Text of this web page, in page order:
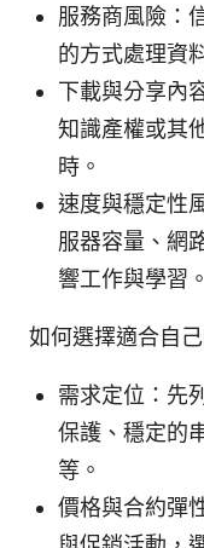
服務商風險：
的方式處理資
下載與分享內
知識產權或其
時。
速度與穩定性
服器容量、網
響工作與學習。
如何選擇適合自
需求定位：先
保護、穩定的
等。
價格與合約彈